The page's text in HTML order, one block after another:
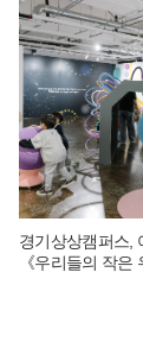
경기상상캠퍼스,
《우리들의 작은